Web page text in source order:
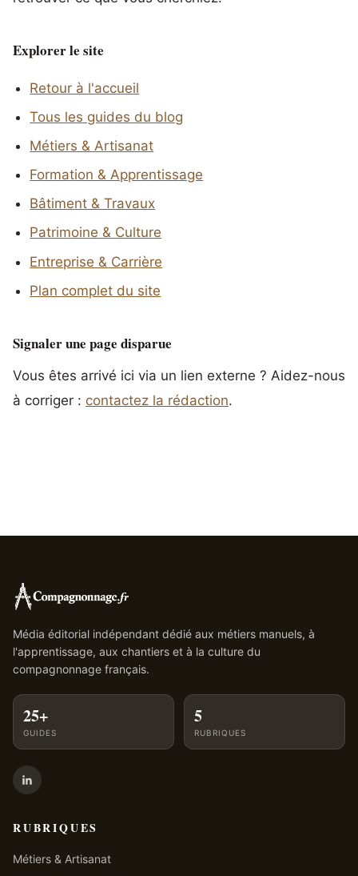
Explorer le site
Retour à l'accueil
Tous les guides du blog
Métiers & Artisanat
Formation & Apprentissage
Bâtiment & Travaux
Patrimoine & Culture
Entreprise & Carrière
Plan complet du site
Signaler une page disparue
Vous êtes arrivé ici via un lien externe ? Aidez-nous
à corriger : contactez la rédaction.
Média éditorial indépendant dédié aux métiers manuels, à
l'apprentissage, aux chantiers et à la culture du
compagnonnage français.
25+
GUIDES
5
RUBRIQUES
RUBRIQUES
Métiers & Artisanat